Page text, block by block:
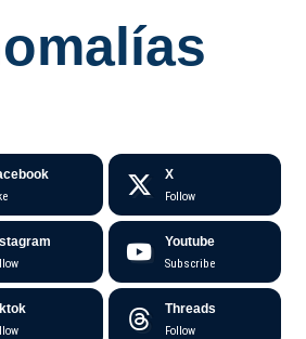
X
Follow
Youtube
Subscribe
Threads
Follow